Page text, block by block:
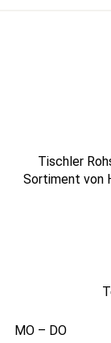
Tischler
Sortiment von
MO – DO